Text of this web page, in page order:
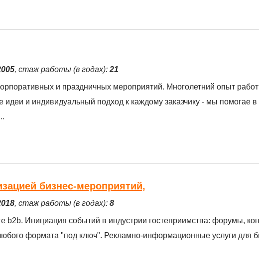
, стаж работы (в годах): 21
и праздничных мероприятий. Многолетний опыт
идеи и индивидуальный подход к каждому заказчику - мы помогае в
бизнес-мероприятий,
, стаж работы (в годах): 8
b2b. Инициация событий в индустрии гостеприимства: форумы,
формата "под ключ". Рекламно-информационные услуги для